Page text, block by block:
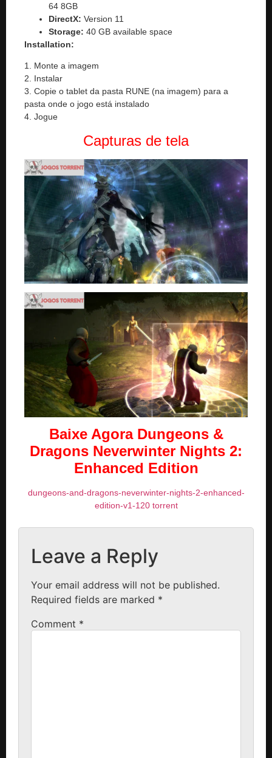
64 8GB
DirectX: Version 11
Storage: 40 GB available space
Installation:
1. Monte a imagem
2. Instalar
3. Copie o tablet da pasta RUNE (na imagem) para a
pasta onde o jogo está instalado
4. Jogue
Capturas de tela
Baixe Agora Dungeons &
Dragons Neverwinter Nights 2:
Enhanced Edition
dungeons-and-dragons-neverwinter-nights-2-enhanced-
edition-v1-120 torrent
Leave a Reply
Your email address will not be published.
Required fields are marked *
Comment *